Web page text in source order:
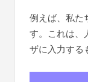
例えば、私た
す。これは、
ザに入力する